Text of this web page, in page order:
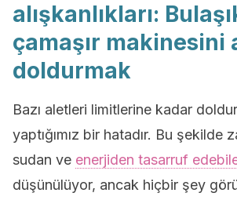
alışkanlıkları:
çamaşır makinesini
doldurmak
Bazı aletleri limitlerine kadar
yaptığımız bir hatadır. Bu şekilde
sudan ve enerjiden tasarruf
düşünülüyor, ancak hiçbir şey